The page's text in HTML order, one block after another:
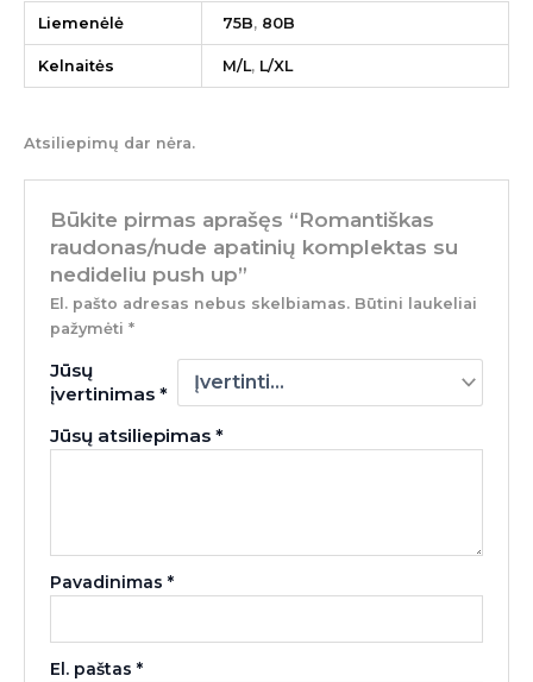
Liemenėlė 75B, 80B
Kelnaitės M/L, L/XL
Atsiliepimų dar nėra.
Būkite pirmas aprašęs “Romantiškas
raudonas/nude apatinių komplektas su
nedideliu push up”
El. pašto adresas nebus skelbiamas. Būtini laukeliai
pažymėti*
Jūsų
įvertinimas*
Jūsų atsiliepimas*
Pavadinimas*
El. paštas*